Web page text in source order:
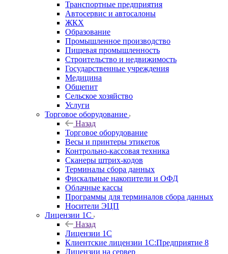
Транспортные предприятия
Автосервис и автосалоны
ЖКХ
Образование
Промышленное производство
Пищевая промышленность
Строительство и недвижимость
Государственные учреждения
Медицина
Общепит
Сельское хозяйство
Услуги
Торговое оборудование
Назад
Торговое оборудование
Весы и принтеры этикеток
Контрольно-кассовая техника
Сканеры штрих-кодов
Терминалы сбора данных
Фискальные накопители и ОФД
Облачные кассы
Программы для терминалов сбора данных
Носители ЭЦП
Лицензии 1С
Назад
Лицензии 1С
Клиентские лицензии 1С:Предприятие 8
Лицензии на сервер